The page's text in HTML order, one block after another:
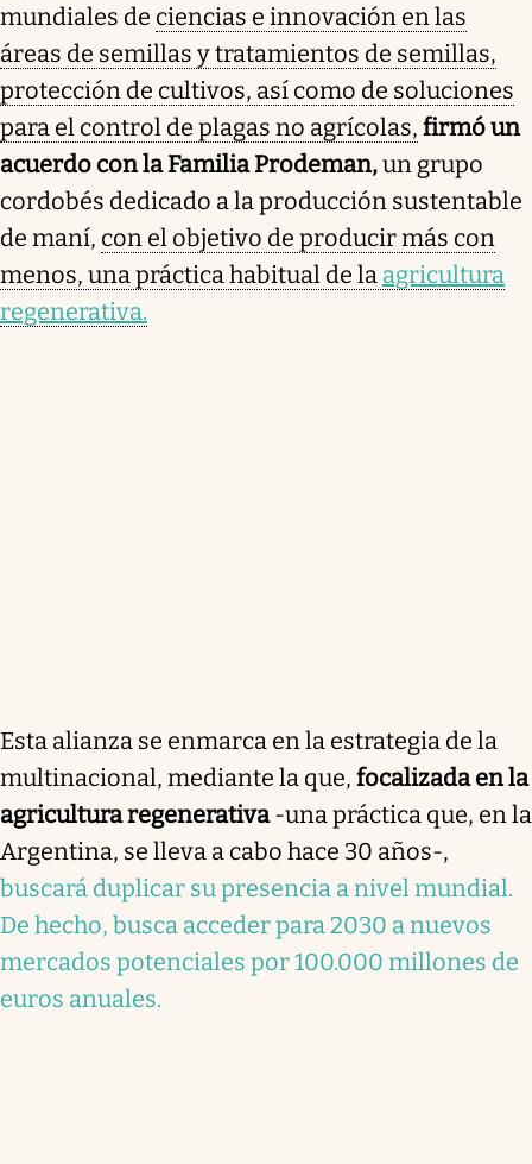
mundiales de ciencias e innovación en las
áreas de semillas y tratamientos de semillas,
protección de cultivos, así como de soluciones
para el control de plagas no agrícolas, firmó un
acuerdo con la Familia Prodeman,un grupo
cordobés dedicado a la producción sustentable
de maní, con el objetivo de producir más con
menos, una práctica habitual de la agricultura
regenerativa.
Esta alianza se enmarca en la estrategia de la
multinacional, mediante la que, focalizada en la
agricultura regenerativa-una práctica que, en la
Argentina, se lleva a cabo hace 30 años-,
buscará duplicar su presencia a nivel mundial.
De hecho, busca acceder para 2030 a nuevos
mercados potenciales por 100.000 millones de
euros anuales.